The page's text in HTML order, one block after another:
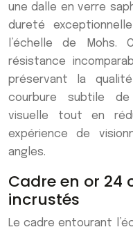
une dalle en verre
dureté
l’échelle de Mohs.
résistance
préservant la
courbure subtile de
visuelle tout en
expérience de
angles.
Cadre en or
incrustés
Le cadre entourant